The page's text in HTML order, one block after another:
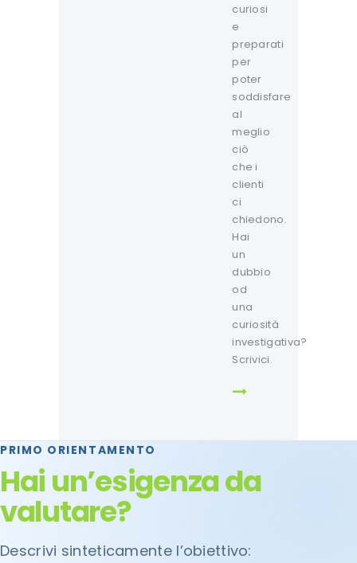
curiosi
e
preparati
per
poter
soddisfare
al
meglio
ciò
che i
clienti
ci
chiedono.
Hai
un
dubbio
od
una
curiosità
investigativa?
Scrivici.
PRIMO ORIENTAMENTO
Hai un’esigenza da
valutare?
Descrivi sinteticamente l’obiettivo: